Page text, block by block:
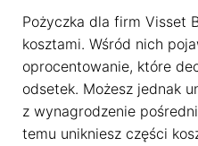
Pożyczka dla firm Visset
kosztami. Wśród nich
oprocentowanie, które
odsetek. Możesz jednak
z wynagrodzenie
temu unikniesz części